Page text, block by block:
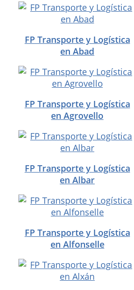
FP Transporte y Logística
en Abad
FP Transporte y Logística
en Agrovello
FP Transporte y Logística
en Albar
FP Transporte y Logística
en Alfonselle